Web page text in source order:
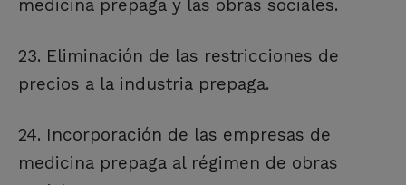
medicina prepaga y las obras sociales.
23. Eliminación de las restricciones de
precios a la industria prepaga.
24. Incorporación de las empresas de
medicina prepaga al régimen de obras